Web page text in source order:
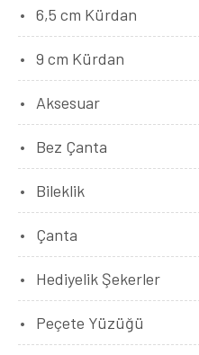
6,5 cm Kürdan
9 cm Kürdan
Aksesuar
Bez Çanta
Bileklik
Çanta
Hediyelik Şekerler
Peçete Yüzüğü